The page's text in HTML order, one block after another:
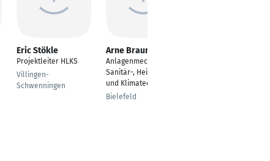
Eric Stökle
Projektleiter HLKS
Villingen-
Schwenningen
Arne Braun
Anlagenmechaniker
Sanitär-, Heizungs-
und Klimatechnik
Bielefeld